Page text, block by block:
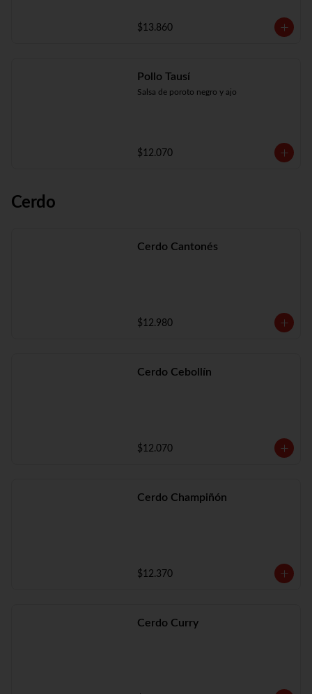
$13.860
Pollo Tausí
Salsa de poroto negro y ajo
$12.070
Cerdo
Cerdo Cantonés
$12.980
Cerdo Cebollín
$12.070
Cerdo Champiñón
$12.370
Cerdo Curry